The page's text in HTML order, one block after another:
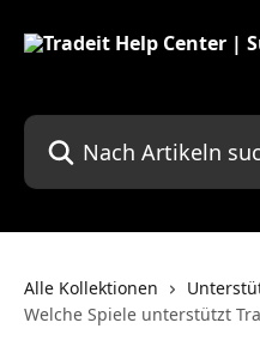
Nach Artikeln suchen …
Alle Kollektionen
Welche Spiele unterstützt